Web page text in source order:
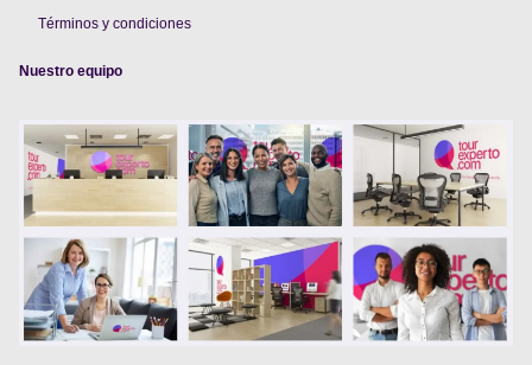
Términos y condiciones
Nuestro equipo